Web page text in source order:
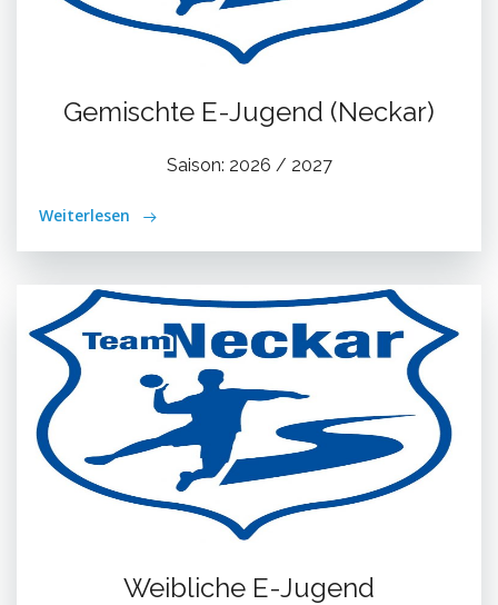
Gemischte E-Jugend (Neckar)
Saison: 2026 / 2027
Weiterlesen
Weibliche E-Jugend